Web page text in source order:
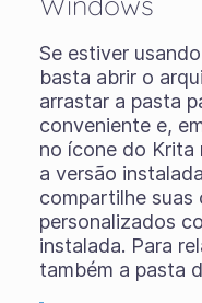
Se estiver
basta abrir o
arrastar a pasta
conveniente e,
no ícone do Krita
a versão
compartilhe suas
personalizados
instalada. Para
também a pasta